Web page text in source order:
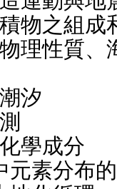
物之組成
理性質、
汐
學成分
元素分布